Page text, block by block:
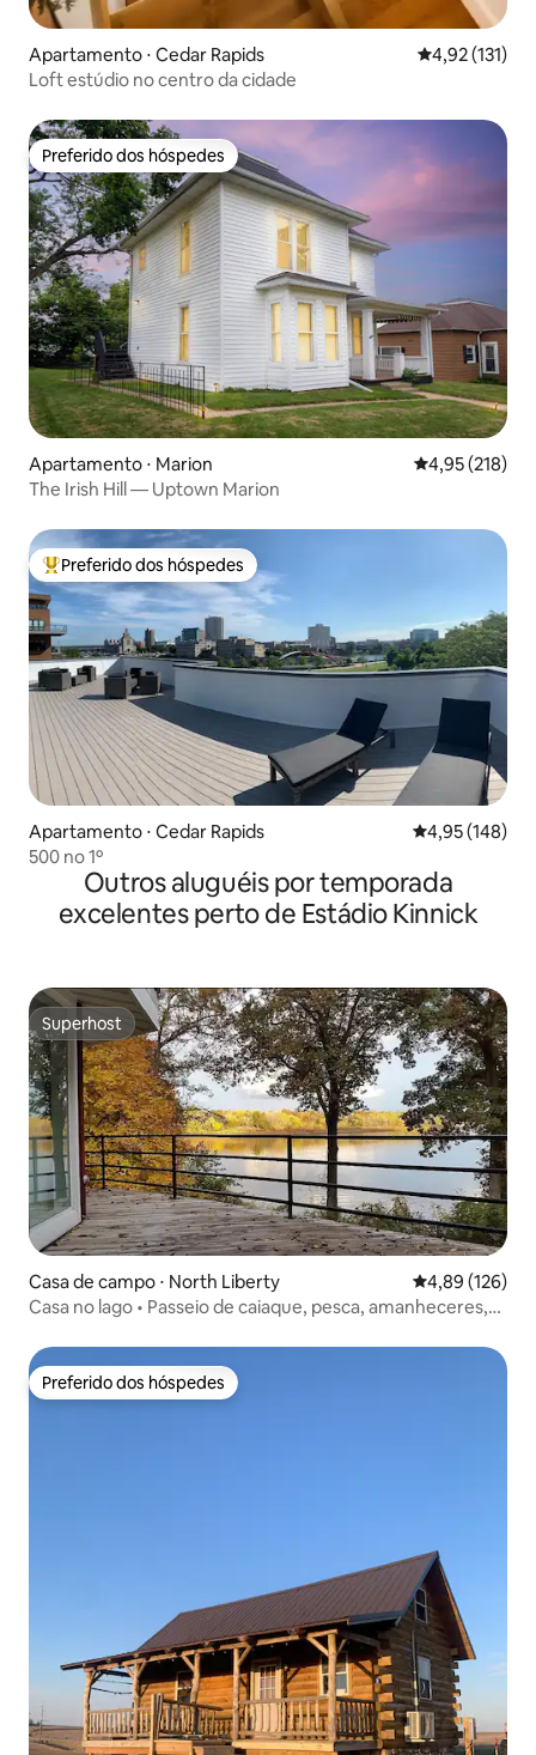
Apartamento ⋅ Cedar Rapids 4,92 de uma
4,92 (131)
Loft estúdio no centro da cidade
Preferido dos hóspedes
Preferido dos hóspedes
Apartamento ⋅ Marion 4,95 de uma
4,95 (218)
The Irish Hill — Uptown Marion
Entre os melhores preferidos dos hóspedes
Preferido dos hóspedes
Apartamento ⋅ Cedar Rapids 4,95 de uma
4,95 (148)
500 no 1º
Outros aluguéis por temporada
excelentes perto de Estádio Kinnick
Superhost
Superhost
Casa de campo ⋅ North Liberty 4,89 de uma
4,89 (126)
Casa no lago • Passeio de caiaque, pesca, amanheceres,
Preferido dos hóspedes
Preferido dos hóspedes